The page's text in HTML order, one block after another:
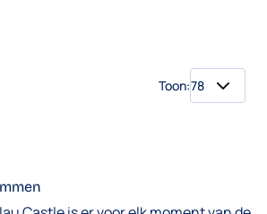
Toon: